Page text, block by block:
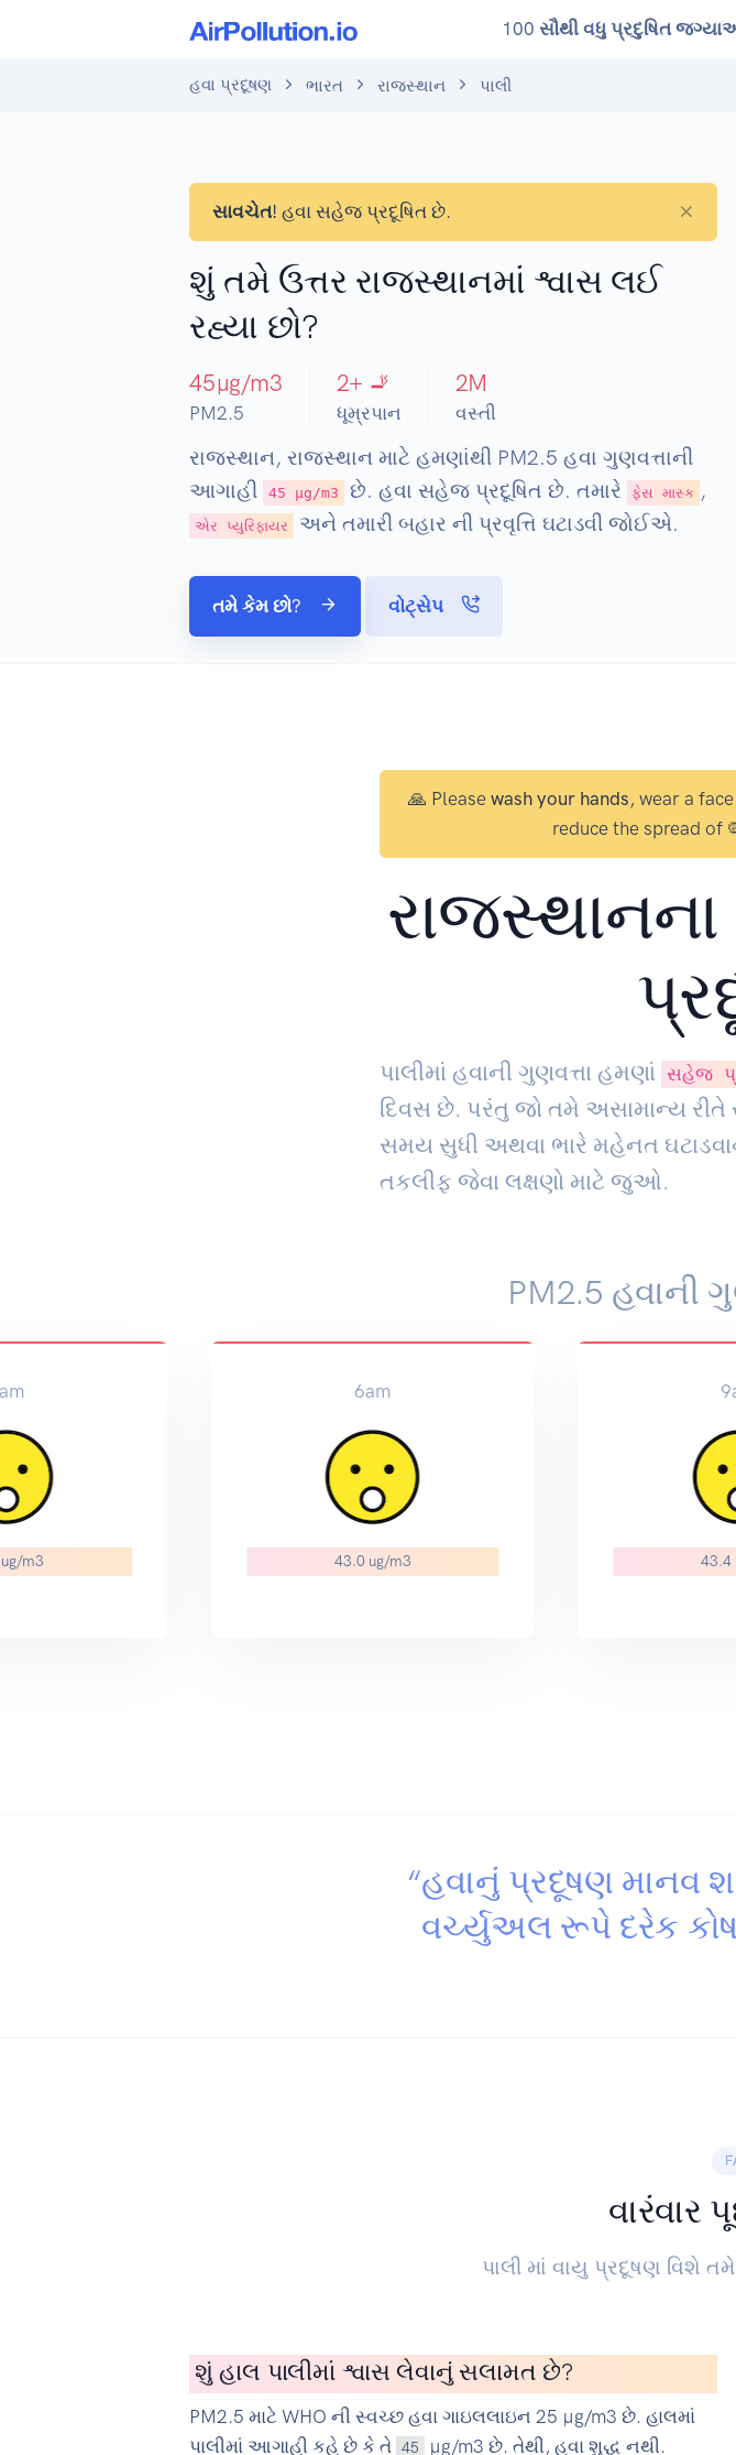
100 સૌથી વધુ પ્રદુષિત
હવા પ્રદૂષણ ભારત રાજસ્થાન પાલી
સાવચેત! હવા સહેજ પ્રદૂષિત છે. ×
શું તમે ઉત્તર રાજસ્થાનમાં શ્વાસ લઈ
રહ્યા છો?
45µg/m3
PM2.5
2+ 🚬
ધૂમ્રપાન
2M
વસ્તી
રાજસ્થાન, રાજસ્થાન માટે હમણાંથી PM2.5 હવા ગુણવત્તાની
આગાહી
45 µg/m3 છે. હવા સહેજ પ્રદૂષિત છે. તમારે ફેસ માસ્ક ,
એર પ્યુરિફાયર અને તમારી બહાર ની પ્રવૃત્તિ ઘટાડવી જોઈએ.
તમે કેમ છો? વોટ્સેપ
🙏 Please wash your hands, wear a
reduce the spread of
રાજસ્થાનના
પાલીમાં હવાની ગુણવત્તા હમણાં સહેજ
દિવસ છે. પરંતુ જો તમે અસામાન્ય રીતે
સમય સુધી અથવા ભારે મહેનત
તકલીફ જેવા લક્ષણો માટે જુઓ.
PM2.5 હવાની
m3
6am
43.0 ug/m3 43.4
“હવાનું પ્રદૂષણ માનવ
વર્ચ્યુઅલ રૂપે દરેક
વારંવાર
પાલી માં વાયુ પ્રદૂષણ વિશે
શું હાલ પાલીમાં શ્વાસ લેવાનું સલામત છે?
PM2.5 માટે WHO ની સ્વચ્છ હવા ગાઇલલાઇન 25 µg/m3 છે. હાલમાં
પાલીમાં આગાહી કહે છે કે તે 45 µg/m3 છે. તેથી, હવા શુદ્ધ નથી.